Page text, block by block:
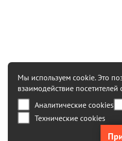
Мы используем cookie. Это
взаимодействие посетителей
Аналитические cookies
Технические cookies